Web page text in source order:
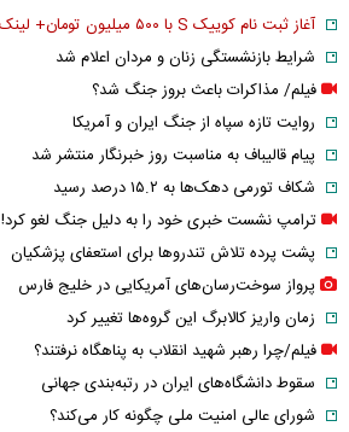
آغاز ثبت نام کوییک S با ۵۰۰ میلیون تومان+ لینک
شرایط بازنشستگی زنان و مردان اعلام شد
فیلم/ مذاکرات باعث بروز جنگ شد؟
روایت تازه سپاه از جنگ ایران و آمریکا
پیام قالیباف به مناسبت روز خبرنگار منتشر شد
شکاف تورمی دهک‌ها به ۱۵.۲ درصد رسید
ترامپ نشست خبری خود را به دلیل جنگ لغو کرد!
پشت پرده تلاش تندروها برای استعفای پزشکیان
پرواز سوخت‌رسان‌های آمریکایی در خلیج فارس
زمان واریز کالابرگ این گروه‌ها تغییر کرد
فیلم/چرا رهبر شهید انقلاب به پناهگاه نرفتند؟
سقوط دانشگاه‌های ایران در رتبه‌بندی جهانی
شورای عالی امنیت ملی چگونه کار می‌کند؟